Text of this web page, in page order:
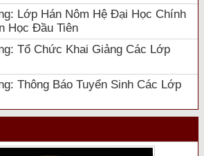
Lớp Hán Nôm Hệ Đại Học Chính
Học Đầu Tiên
Tổ Chức Khai Giảng Các Lớp
Thông Báo Tuyển Sinh Các Lớp